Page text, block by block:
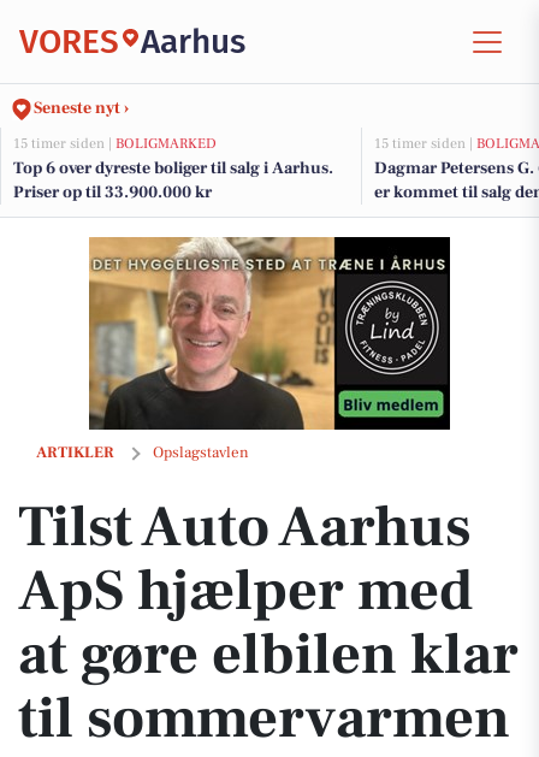
VORES Aarhus
Seneste nyt ›
15 timer siden | BOLIGMARKED
Top 6 over dyreste boliger til salg i Aarhus.
Priser op til 33.900.000 kr
15 timer siden |
Dagmar Petersens
er kommet til salg
boligerne her.
ARTIKLER Opslagstavlen
Tilst Auto Aarhus ApS hjælper med at gøre elbilen klar til
Tilst Auto Aarhus
ApS hjælper med
at gøre elbilen klar
til sommervarmen